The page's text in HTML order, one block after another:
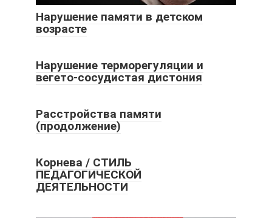
Нарушение памяти в детском
возрасте
Нарушение терморегуляции и
вегето-сосудистая дистония
Расстройства памяти
(продолжение)
Корнева / СТИЛЬ
ПЕДАГОГИЧЕСКОЙ
ДЕЯТЕЛЬНОСТИ